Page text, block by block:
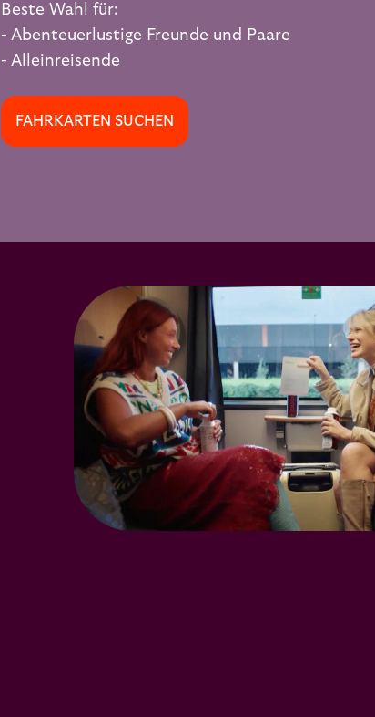
Beste Wahl für:
- Abenteuerlustige Freunde und Paare
- Alleinreisende
FAHRKARTEN SUCHEN